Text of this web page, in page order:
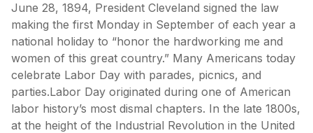
June 28, 1894, President Cleveland signed the law
making the first Monday in September of each year a
national holiday to “honor the hardworking me and
women of this great country.” Many Americans today
celebrate Labor Day with parades, picnics, and
parties.Labor Day originated during one of American
labor history’s most dismal chapters. In the late 1800s,
at the height of the Industrial Revolution in the United